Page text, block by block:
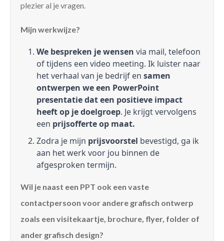
plezier al je vragen.
Mijn werkwijze?
We bespreken je wensen via mail, telefoon
of tijdens een video meeting. Ik luister naar
het verhaal van je bedrijf en samen
ontwerpen we een PowerPoint
presentatie dat een positieve impact
heeft op je doelgroep. Je krijgt vervolgens
een prijsofferte op maat.
Zodra je mijn prijsvoorstel bevestigd, ga ik
aan het werk voor jou binnen de
afgesproken termijn.
Wil je naast een PPT ook een vaste
contactpersoon voor andere grafisch ontwerp
zoals een visitekaartje, brochure, flyer, folder of
ander grafisch design?